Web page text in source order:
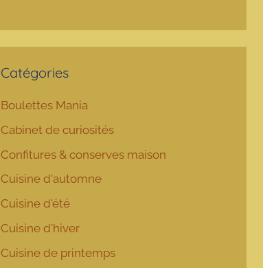
Catégories
Boulettes Mania
Cabinet de curiosités
Confitures & conserves maison
Cuisine d'automne
Cuisine d'été
Cuisine d'hiver
Cuisine de printemps